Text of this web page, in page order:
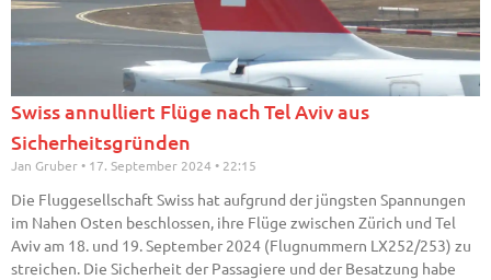
Swiss annulliert Flüge nach Tel Aviv aus
Sicherheitsgründen
Jan Gruber 17. September 2024 22:15
Die Fluggesellschaft Swiss hat aufgrund der jüngsten Spannungen
im Nahen Osten beschlossen, ihre Flüge zwischen Zürich und Tel
Aviv am 18. und 19. September 2024 (Flugnummern LX252/253) zu
streichen. Die Sicherheit der Passagiere und der Besatzung habe